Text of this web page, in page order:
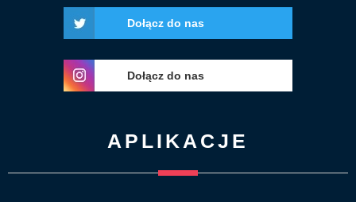
Dołącz do nas
Dołącz do nas
APLIKACJE